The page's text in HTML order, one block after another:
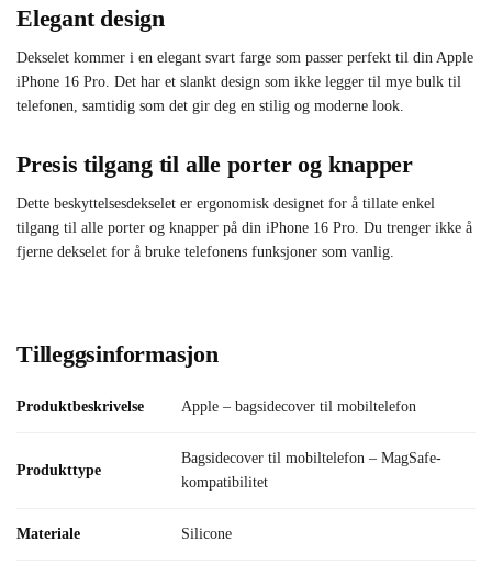
Elegant design
Dekselet kommer i en elegant svart farge som passer perfekt til din Apple
iPhone 16 Pro. Det har et slankt design som ikke legger til mye bulk til
telefonen, samtidig som det gir deg en stilig og moderne look.
Presis tilgang til alle porter og knapper
Dette beskyttelsesdekselet er ergonomisk designet for å tillate enkel
tilgang til alle porter og knapper på din iPhone 16 Pro. Du trenger ikke å
fjerne dekselet for å bruke telefonens funksjoner som vanlig.
Tilleggsinformasjon
Produktbeskrivelse Apple – bagsidecover til mobiltelefon
Produkttype
Bagsidecover til mobiltelefon – MagSafe-
kompatibilitet
Materiale Silicone